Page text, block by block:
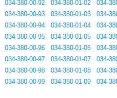
034-380-00-92
034-380-00-93
034-380-00-94
034-380-00-95
034-380-00-96
034-380-00-97
034-380-00-98
034-380-00-99
034-380-01-02
034-380-01-03
034-380-01-04
034-380-01-05
034-380-01-06
034-380-01-07
034-380-01-08
034-380-01-09
034-
034-
034-
034-
034-
034-
034-
034-